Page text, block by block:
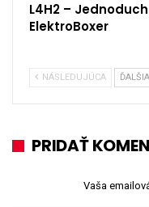
L4H2 –
ElektroBoxer
NÁSLEDUJÚCA ĎALŠIA
PRIDAŤ
Vaša